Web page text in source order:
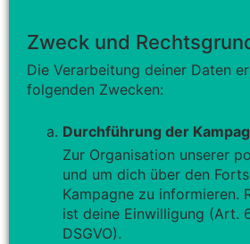
Zweck und
Die Verarbeitung deiner Daten
folgenden Zwecken:
Durchführung der
Zur Organisation unserer
und um dich über den
Kampagne zu informieren.
ist deine Einwilligung (Art.
DSGVO).